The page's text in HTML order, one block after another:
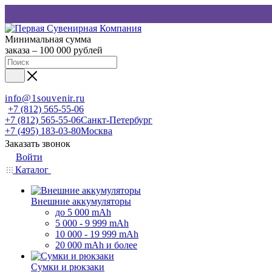
Минимальная сумма
заказа – 100 000 рублей
info@1souvenir.ru
+7 (812) 565-55-06
+7 (812) 565-55-06Санкт-Петербург
+7 (495) 183-03-80Москва
Заказать звонок
Войти
Каталог
Внешние аккумуляторы
до 5 000 mAh
5 000 - 9 999 mAh
10 000 - 19 999 mAh
20 000 mAh и более
Сумки и рюкзаки